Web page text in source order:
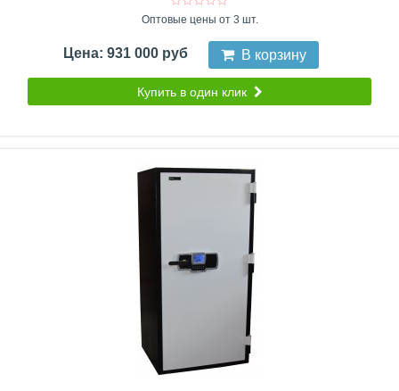
Оптовые цены от 3 шт.
Цена: 931 000 руб В корзину
Купить в один клик